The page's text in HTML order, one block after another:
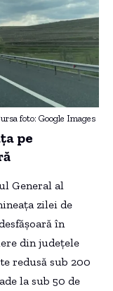
foto: Google Images
pe
General al
zilei de
în
din județele
redusă sub 200
la sub 50 de